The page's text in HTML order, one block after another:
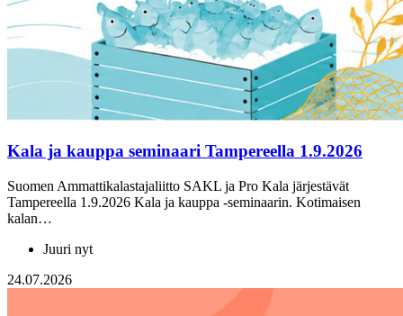
Kala ja kauppa seminaari Tampereella 1.9.2026
Suomen Ammattikalastajaliitto SAKL ja Pro Kala järjestävät
Tampereella 1.9.2026 Kala ja kauppa -seminaarin. Kotimaisen
kalan…
Juuri nyt
24.07.2026